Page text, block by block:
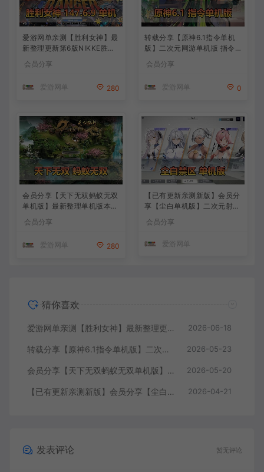
爱游网单亲测【胜利女神】最
新整理更新第6版NIKKE胜利
版本官服GM可无限抽卡全剧
学
会员分享
爱游网单 280
转载分享【原神6.1指令单机
版】二次元网游单机版 指令
背包 抽卡 商店 MOD 未亲测
会员分享
爱游网单 0
会员分享【天下无双蚂蚁无双
单机版】最新整理单机版本
带GM命令后台 武侠怀旧网游
免虚拟机一键端 配套视频教
会员分享
爱游网单 280
【已有更新亲测新版】会员分
享【尘白单机版】二次元射击
类网游单机版一键端
会员分享
爱游网单
猜你喜欢
爱游网单亲测【胜利女神】最新整理更新第6版NIKKE胜利女神妮姬单机版方舟活动147版本官服GM可无限抽卡全剧情免虚拟机一键端视频安装教学 2026-06-18
转载分享【原神6.1指令单机版】二次元网游单机版 指令模拟端 登录 战斗 地图 魔物 背包 抽卡 商店 MOD 未亲测图文教学 2026-05-23
会员分享【天下无双蚂蚁无双单机版】最新整理单机版本 带GM命令后台 武侠怀旧网游 免虚拟机一键端 配套视频教学 2026-05-20
【已有更新亲测新版】会员分享【尘白单机版】二次元射击类网游单机版一键端 2026-04-21
发表评论 暂无评论